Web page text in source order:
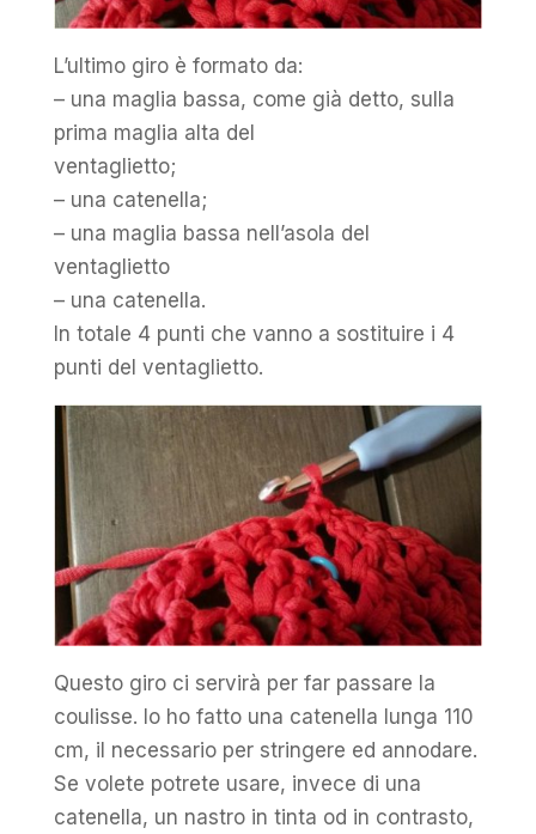
L’ultimo giro è formato da:
– una maglia bassa, come già detto, sulla
prima maglia alta del
ventaglietto;
– una catenella;
– una maglia bassa nell’asola del
ventaglietto
– una catenella.
In totale 4 punti che vanno a sostituire i 4
punti del ventaglietto.
Questo giro ci servirà per far passare la
coulisse. Io ho fatto una catenella lunga 110
cm, il necessario per stringere ed annodare.
Se volete potrete usare, invece di una
catenella, un nastro in tinta od in contrasto,